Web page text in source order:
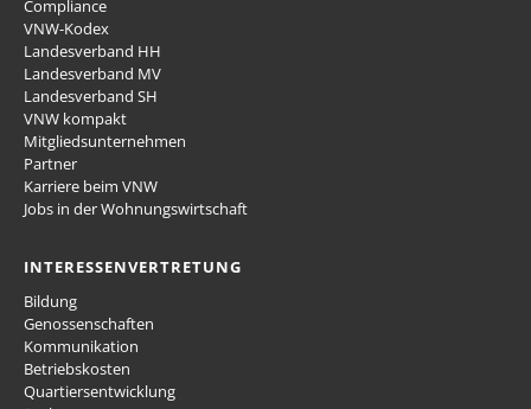
Compliance
VNW-Kodex
Landesverband HH
Landesverband MV
Landesverband SH
VNW kompakt
Mitgliedsunternehmen
Partner
Karriere beim VNW
Jobs in der Wohnungswirtschaft
INTERESSENVERTRETUNG
Bildung
Genossenschaften
Kommunikation
Betriebskosten
Quartiersentwicklung